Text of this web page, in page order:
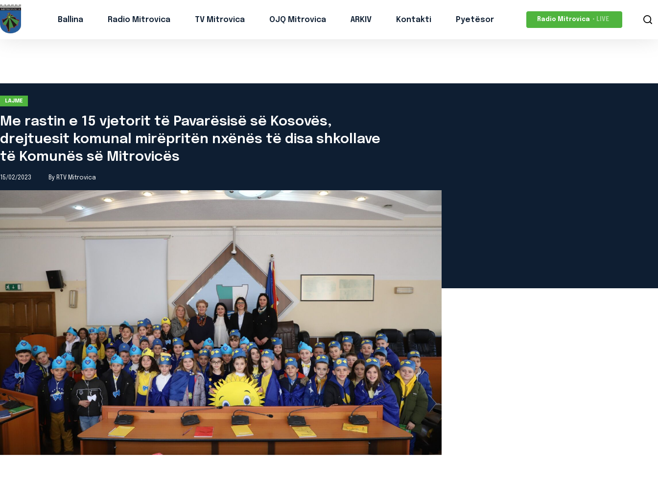
Ballina Radio Mitrovica TV Mitrovica OJQ Mitrovica ARKIV Kontakti Pyetësor Radio Mitrovica • LIVE
LAJME
Me rastin e 15 vjetorit të Pavarësisë së Kosovës,
drejtuesit komunal mirëpritën nxënës të disa shkollave
të Komunës së Mitrovicës
15/02/2023 By RTV Mitrovica